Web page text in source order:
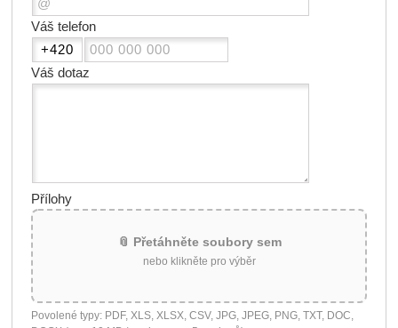
Váš telefon
Váš dotaz
Přílohy
📎 Přetáhněte soubory sem
nebo klikněte pro výběr
Povolené typy: PDF, XLS, XLSX, CSV, JPG, JPEG, PNG, TXT, DOC,